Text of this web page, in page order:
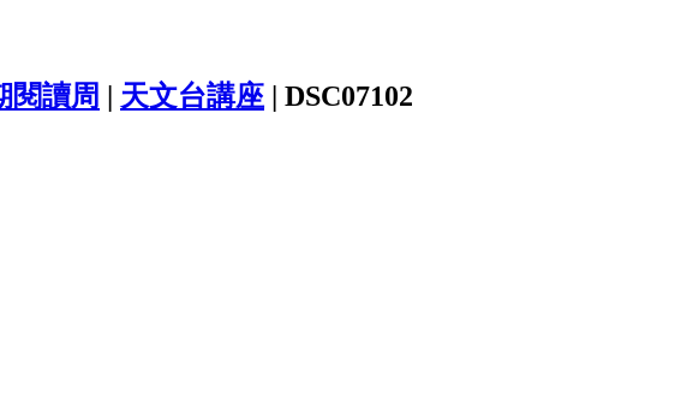
閱讀周 | 天文台講座 | DSC07102